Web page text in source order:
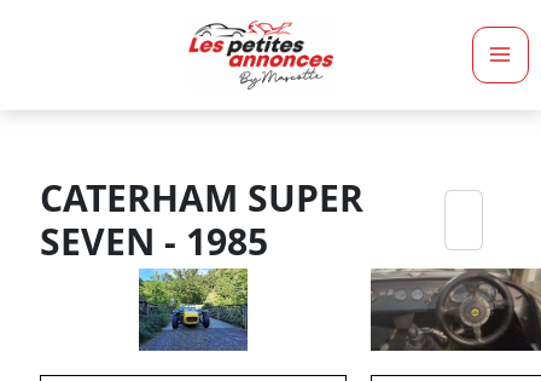
CATERHAM SUPER
SEVEN - 1985